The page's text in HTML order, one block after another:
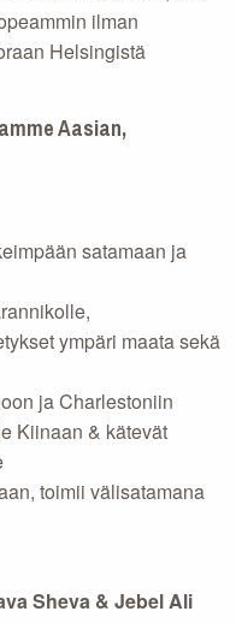
ilman
Helsingistä
Aasian,
satamaan ja
ympäri maata sekä
ja Charlestoniin
Kiinaan & kätevät
toimii välisatamana
Sheva & Jebel Ali